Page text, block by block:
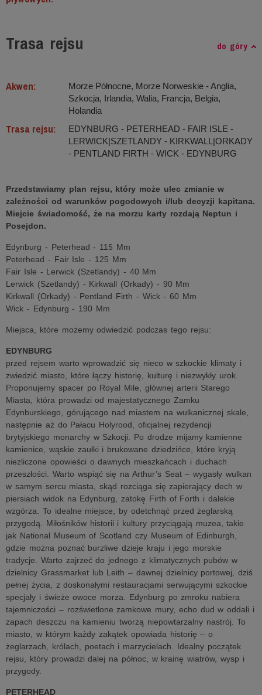
Trasa rejsu do góry
Akwen:
Morze Północne, Morze Norweskie ‐ Anglia,
Szkocja, Irlandia, Walia, Francja, Belgia,
Holandia
Trasa rejsu:
EDYNBURG - PETERHEAD - FAIR ISLE -
LERWICK|SZETLANDY - KIRKWALL|ORKADY
- PENTLAND FIRTH - WICK - EDYNBURG
Przedstawiamy plan rejsu, który może ulec zmianie w
zależności od warunków pogodowych i/lub decyzji kapitana.
Miejcie świadomość, że na morzu karty rozdają Neptun i
Posejdon.
Edynburg - Peterhead - 115 Mm
Peterhead - Fair Isle - 125 Mm
Fair Isle - Lerwick (Szetlandy) - 40 Mm
Lerwick (Szetlandy) - Kirkwall (Orkady) - 90 Mm
Kirkwall (Orkady) - Pentland Firth - Wick - 60 Mm
Wick - Edynburg - 190 Mm
Miejsca, które możemy odwiedzić podczas tego rejsu:
EDYNBURG
przed rejsem warto wprowadzić się nieco w szkockie klimaty i
zwiedzić miasto, które łączy historię, kulturę i niezwykły urok.
Proponujemy spacer po Royal Mile, głównej arterii Starego
Miasta, która prowadzi od majestatycznego Zamku
Edynburskiego, górującego nad miastem na wulkanicznej skale,
następnie aż do Pałacu Holyrood, oficjalnej rezydencji
brytyjskiego monarchy w Szkocji. Po drodze mijamy kamienne
kamienice, wąskie zaułki i brukowane dziedzińce, które kryją
niezliczone opowieści o dawnych mieszkańcach i duchach
przeszłości. Warto wspiąć się na Arthur’s Seat – wygasły wulkan
w samym sercu miasta, skąd rozciąga się zapierający dech w
piersiach widok na Edynburg, zatokę Firth of Forth i dalekie
wzgórza. To idealne miejsce, by odetchnąć przed żeglarską
przygodą. Miłośników historii i kultury przyciągają muzea, takie
jak National Museum of Scotland czy Museum of Edinburgh,
gdzie można poznać burzliwe dzieje kraju i jego morskie
tradycje. Warto zajrzeć do jednego z klimatycznych pubów w
dzielnicy Grassmarket lub Leith – dawnej dzielnicy portowej, dziś
pełnej życia, z doskonałymi restauracjami serwującymi szkockie
specjały i świeże owoce morza. Edynburg po zmroku nabiera
tajemniczości – rozświetlone zamkowe mury, echo dud w oddali i
zapach deszczu na kamieniu tworzą niepowtarzalny nastrój. To
miasto, w którym każdy zakątek opowiada historię – o
żeglarzach, królach, poetach i marzycielach. Idealny początek
rejsu, który prowadzi dalej na północ, w krainę wiatrów, wysp i
przygody.
PETERHEAD